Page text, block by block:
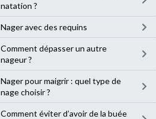
natation ?
Nager avec des requins
Comment dépasser un autre
nageur ?
Nager pour maigrir : quel type de
nage choisir ?
Comment éviter d’avoir de la buée